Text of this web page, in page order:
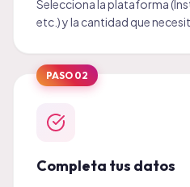
Selecciona la plataforma
etc.) y la cantidad que
PASO 02
Completa tus datos